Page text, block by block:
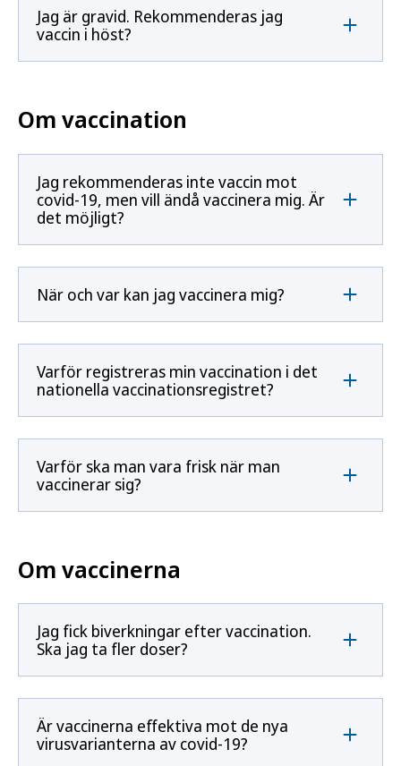
Jag är gravid. Rekommenderas jag
vaccin i höst?
Om vaccination
Jag rekommenderas inte vaccin mot
covid-19, men vill ändå vaccinera mig. Är
det möjligt?
När och var kan jag vaccinera mig?
Varför registreras min vaccination i det
nationella vaccinationsregistret?
Varför ska man vara frisk när man
vaccinerar sig?
Om vaccinerna
Jag fick biverkningar efter vaccination.
Ska jag ta fler doser?
Är vaccinerna effektiva mot de nya
virusvarianterna av covid-19?